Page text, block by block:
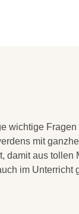
wichtige
mit
damit aus tollen
im Unterricht